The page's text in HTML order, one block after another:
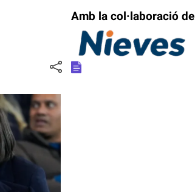
Amb la col·laboració de